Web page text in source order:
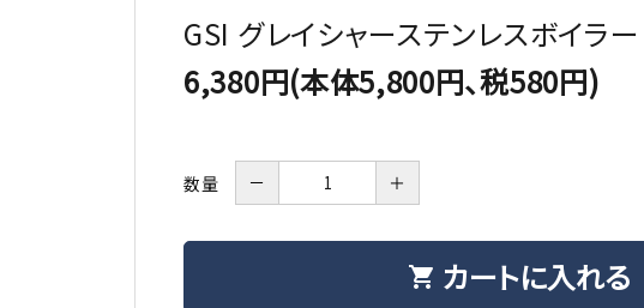
ジャグ・ボトル
アウトドアスパイス
GSI グレイシャーステンレスボイラ
6,380円(本体5,800円、税580円)
数量 － ＋
shopping_cart カートに入れる